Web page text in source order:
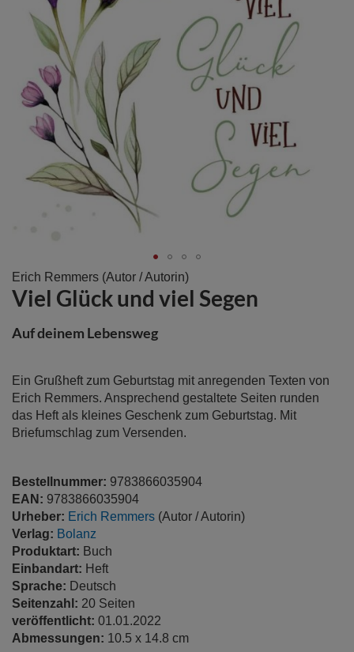
Erich Remmers (Autor / Autorin)
Viel Glück und viel Segen
Auf deinem Lebensweg
Ein Grußheft zum Geburtstag mit anregenden Texten von
Erich Remmers. Ansprechend gestaltete Seiten runden
das Heft als kleines Geschenk zum Geburtstag. Mit
Briefumschlag zum Versenden.
Bestellnummer: 9783866035904
EAN: 9783866035904
Urheber: Erich Remmers (Autor / Autorin)
Verlag: Bolanz
Produktart: Buch
Einbandart: Heft
Sprache: Deutsch
Seitenzahl: 20 Seiten
veröffentlicht: 01.01.2022
Abmessungen: 10.5 x 14.8 cm
Zum
Anfang
der
Bildergalerie